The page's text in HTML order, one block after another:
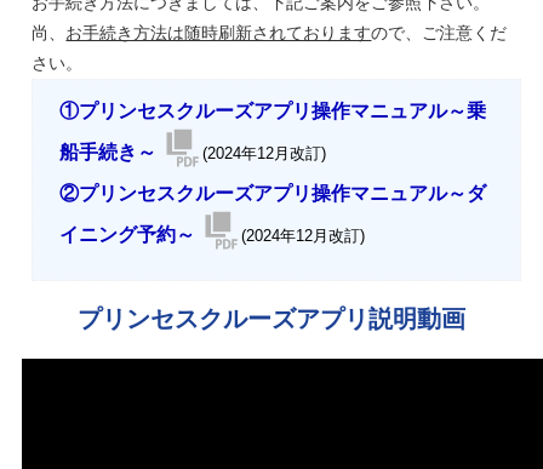
尚、 お手続き方法は随時刷新されておりますので、ご注意くだ
さい。
①プリンセスクルーズアプリ操作マニュアル～乗
船手続き～
(2024年12月改訂)
②プリンセスクルーズアプリ操作マニュアル～ダ
イニング予約～
(2024年12月改訂)
プリンセスクルーズアプリ説明動画